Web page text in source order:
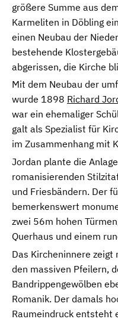
größere Summe aus
Karmeliten in Döbling
einen Neubau der
bestehende
abgerissen, die Kirche
Mit dem Neubau der
wurde 1898 Richard
war ein ehemaliger
galt als Spezialist für
im Zusammenhang mit
Jordan plante die
romanisierenden
und Friesbändern. Der
bemerkenswert
zwei 56m hohen
Querhaus und einem
Das Kircheninnere zeigt
den massiven Pfeilern,
Bandrippengewölben
Romanik. Der damals
Raumeindruck entsteht